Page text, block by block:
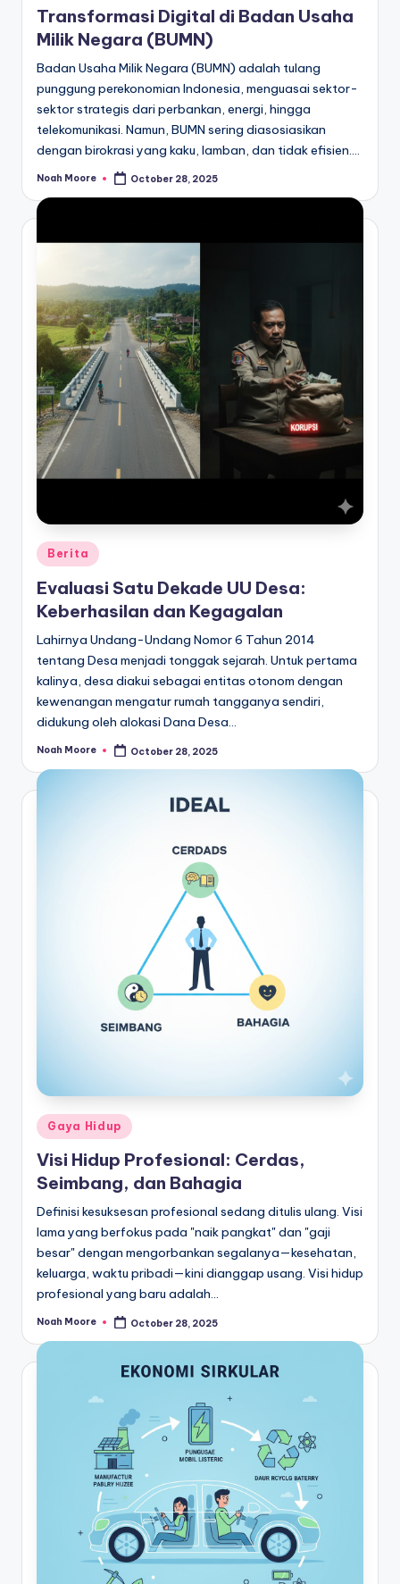
Transformasi Digital di Badan Usaha
Milik Negara (BUMN)
Badan Usaha Milik Negara (BUMN) adalah tulang
punggung perekonomian Indonesia, menguasai sektor-
sektor strategis dari perbankan, energi, hingga
telekomunikasi. Namun, BUMN sering diasosiasikan
dengan birokrasi yang kaku, lamban, dan tidak efisien.…
Posted
Noah Moore October 28, 2025
Posted
in
Berita
Evaluasi Satu Dekade UU Desa:
Keberhasilan dan Kegagalan
Lahirnya Undang-Undang Nomor 6 Tahun 2014
tentang Desa menjadi tonggak sejarah. Untuk pertama
kalinya, desa diakui sebagai entitas otonom dengan
kewenangan mengatur rumah tangganya sendiri,
didukung oleh alokasi Dana Desa…
Posted
Noah Moore October 28, 2025
Posted
in
Gaya Hidup
Visi Hidup Profesional: Cerdas,
Seimbang, dan Bahagia
Definisi kesuksesan profesional sedang ditulis ulang. Visi
lama yang berfokus pada "naik pangkat" dan "gaji
besar" dengan mengorbankan segalanya—kesehatan,
keluarga, waktu pribadi—kini dianggap usang. Visi hidup
profesional yang baru adalah…
Posted
Noah Moore October 28, 2025